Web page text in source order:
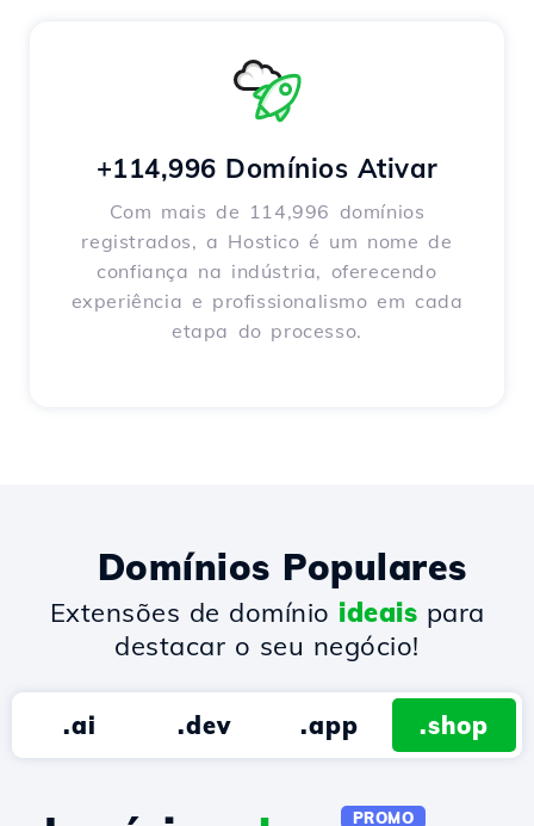
+114,996 Domínios Ativar
Com mais de 114,996 domínios
registrados, a Hostico é um nome de
confiança na indústria, oferecendo
experiência e profissionalismo em cada
etapa do processo.
Domínios Populares
Extensões de domínio ideais para
destacar o seu negócio!
.ai .dev .app .shop
PROMO